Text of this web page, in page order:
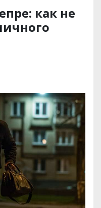
как не